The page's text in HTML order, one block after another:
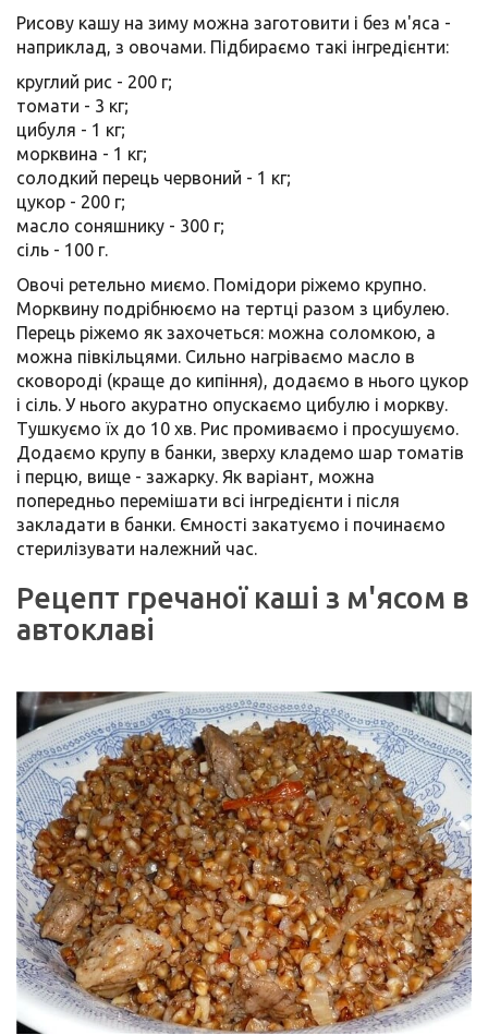
Рисову кашу на зиму можна заготовити і без м'яса -
наприклад, з овочами. Підбираємо такі інгредієнти:
круглий рис - 200 г;
томати - 3 кг;
цибуля - 1 кг;
морквина - 1 кг;
солодкий перець червоний - 1 кг;
цукор - 200 г;
масло соняшнику - 300 г;
сіль - 100 г.
Овочі ретельно миємо. Помідори ріжемо крупно.
Морквину подрібнюємо на тертці разом з цибулею.
Перець ріжемо як захочеться: можна соломкою, а
можна півкільцями. Сильно нагріваємо масло в
сковороді (краще до кипіння), додаємо в нього цукор
і сіль. У нього акуратно опускаємо цибулю і моркву.
Тушкуємо їх до 10 хв. Рис промиваємо і просушуємо.
Додаємо крупу в банки, зверху кладемо шар томатів
і перцю, вище - зажарку. Як варіант, можна
попередньо перемішати всі інгредієнти і після
закладати в банки. Ємності закатуємо і починаємо
стерилізувати належний час.
Рецепт гречаної каші з м'ясом в
автоклаві